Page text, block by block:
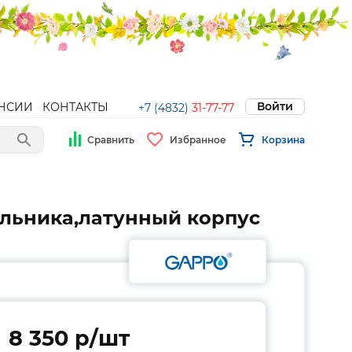
КОНТАКТЫ +7 (4832) 31-77-77 Войти
Сравнить Избранное Корзина
корпус
8 350 p/шт